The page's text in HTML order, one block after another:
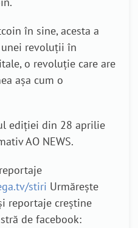
în sine, acesta a
revoluții în
o revoluție care are
așa cum o
ediției din 28 aprilie
AO NEWS.
stiri Urmărește
reportaje creștine
de facebook: